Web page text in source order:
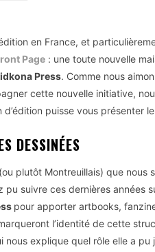
en France, et
Page : une toute nouvelle
Press. Comme nous
cette nouvelle initiative,
puisse vous présenter
DESSINÉES
plutôt Montreuillais) que nous
pu suivre ces dernières années
pour apporter artbooks,
l’identité de cette
nous explique quel rôle elle a pu